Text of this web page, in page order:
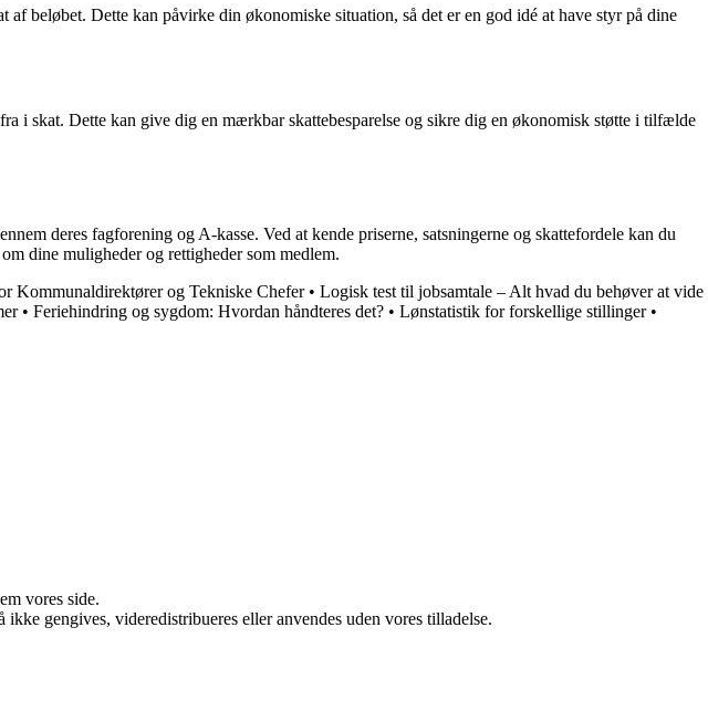
beløbet. Dette kan påvirke din økonomiske situation, så det er en god idé at have styr på dine
i skat. Dette kan give dig en mærkbar skattebesparelse og sikre dig en økonomisk støtte i tilfælde
deres fagforening og A-kasse. Ved at kende priserne, satsningerne og skattefordele kan du
dine muligheder og rettigheder som medlem.
Kommunaldirektører og Tekniske Chefer• Logisk test til jobsamtale – Alt hvad du behøver at vide
• Feriehindring og sygdom: Hvordan håndteres det? • Lønstatistik for forskellige stillinger•
vores side.
gengives, videredistribueres eller anvendes uden vores tilladelse.